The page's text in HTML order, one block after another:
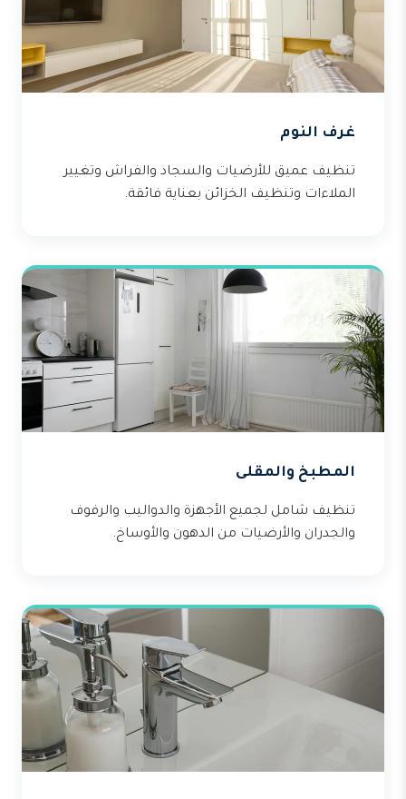
غرف النوم
تنظيف عميق للأرضيات والسجاد والفراش وتغيير
الملاءات وتنظيف الخزائن بعناية فائقة.
المطبخ والمقلى
تنظيف شامل لجميع الأجهزة والدواليب والرفوف
والجدران والأرضيات من الدهون والأوساخ.